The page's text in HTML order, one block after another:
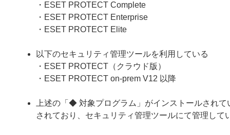
・ESET PROTECT Complete
・ESET PROTECT Enterprise
・ESET PROTECT Elite
以下のセキュリティ管理ツールを利用している
・ESET PROTECT（クラウド版）
・ESET PROTECT on-prem V12 以降
上述の「◆ 対象プログラム」がインストールされ
されており、セキュリティ管理ツールにて管理して